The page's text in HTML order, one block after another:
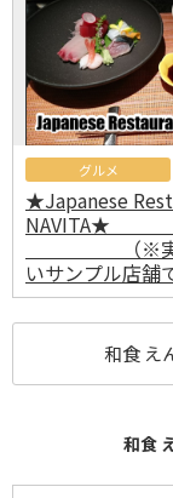
グルメ
★Japanese
（※実在
いサンプル店舗
和食 え
和食